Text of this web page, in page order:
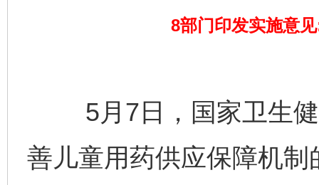
8部门印发实施意
5月7日，国家卫生健
善儿童用药供应保障机